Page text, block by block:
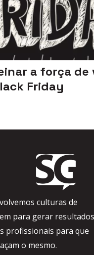
a força de
Friday
culturas de
para gerar
profissionais para que
o mesmo.